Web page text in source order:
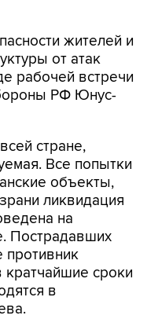
жителей и
от атак
рабочей встречи
РФ Юнус-
стране,
Все попытки
объекты,
ликвидация
на
Пострадавших
противник
кратчайшие сроки
в